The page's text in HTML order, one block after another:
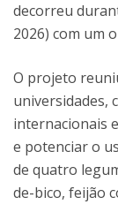
decorreu
2026) com um
O projeto
universidades,
internacionais
e potenciar o
de quatro
de-bico, feijão